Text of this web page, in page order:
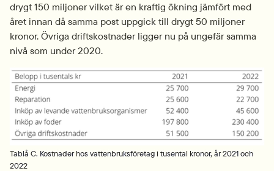
drygt 150 miljoner vilket är en kraftig ökning jämfört med
året innan då samma post uppgick till drygt 50 miljoner
kronor. Övriga driftskostnader ligger nu på ungefär samma
nivå som under 2020.
Tablå C. Kostnader hos vattenbruksföretag i tusental kronor, år 2021 och
2022